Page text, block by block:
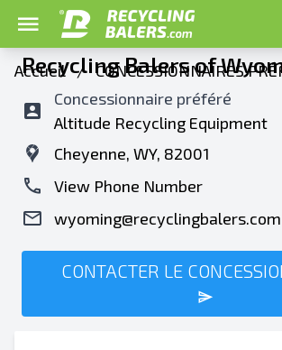
Accueil / CONCESSIONNAIRES
Recycling Balers of
Concessionnaire préféré
Altitude Recycling Equipment
Cheyenne, WY, 82001
View Phone Number
wyoming@recyclingbalers.com
CONTACTER LE